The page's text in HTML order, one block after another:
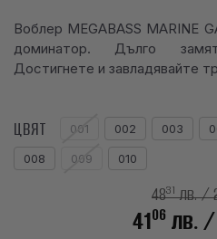
Воблер MEGABASS MARINE
доминатор. Дълго
Достигнете и завладявайте
ЦВЯТ 001 002 003
008 009 010
4831лв./
4106 лв./